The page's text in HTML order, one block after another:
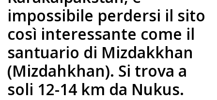
impossibile perdersi il sito
così interessante come il
santuario di Mizdakkhan
(Mizdahkhan). Si trova a
soli 12-14 km da Nukus.